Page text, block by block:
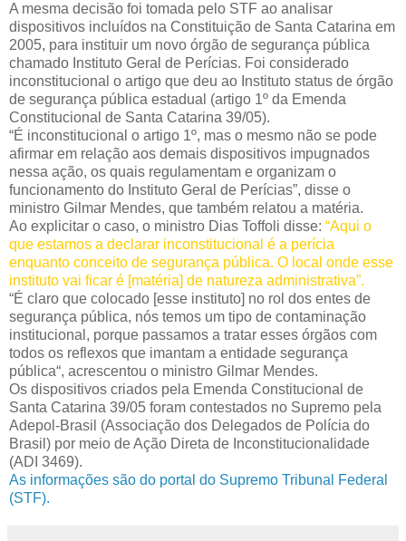
A mesma decisão foi tomada pelo STF ao analisar
dispositivos incluídos na Constituição de Santa Catarina em
2005, para instituir um novo órgão de segurança pública
chamado Instituto Geral de Perícias. Foi considerado
inconstitucional o artigo que deu ao Instituto status de órgão
de segurança pública estadual (artigo 1º da Emenda
Constitucional de Santa Catarina 39/05).
“É inconstitucional o artigo 1º, mas o mesmo não se pode
afirmar em relação aos demais dispositivos impugnados
nessa ação, os quais regulamentam e organizam o
funcionamento do Instituto Geral de Perícias”, disse o
ministro Gilmar Mendes, que também relatou a matéria.
Ao explicitar o caso, o ministro Dias Toffoli disse: “Aqui o
que estamos a declarar inconstitucional é a perícia
enquanto conceito de segurança pública. O local onde esse
instituto vai ficar é [matéria] de natureza administrativa”.
“É claro que colocado [esse instituto] no rol dos entes de
segurança pública, nós temos um tipo de contaminação
institucional, porque passamos a tratar esses órgãos com
todos os reflexos que imantam a entidade segurança
pública“, acrescentou o ministro Gilmar Mendes.
Os dispositivos criados pela Emenda Constitucional de
Santa Catarina 39/05 foram contestados no Supremo pela
Adepol-Brasil (Associação dos Delegados de Polícia do
Brasil) por meio de Ação Direta de Inconstitucionalidade
(ADI 3469).
As informações são do portal do Supremo Tribunal Federal
(STF).